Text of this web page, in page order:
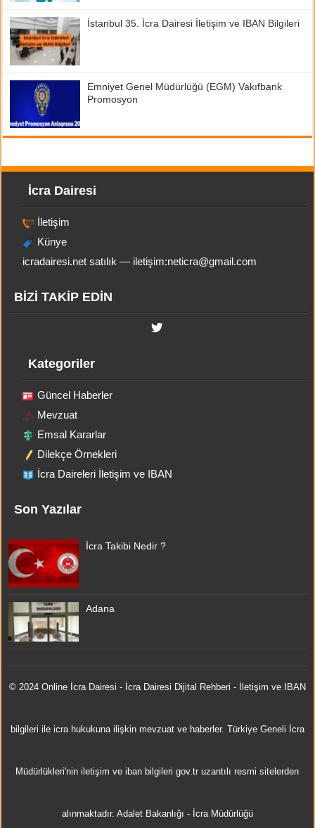
İstanbul 35. İcra Dairesi İletişim ve IBAN Bilgileri
Emniyet Genel Müdürlüğü (EGM) Vakıfbank
Promosyon
İcra Dairesi
İletişim
Künye
icradairesi.net satılık — iletişim:neticra@gmail.com
BİZİ TAKİP EDİN
Kategoriler
Güncel Haberler
Mevzuat
Emsal Kararlar
Dilekçe Örnekleri
İcra Daireleri İletişim ve IBAN
Son Yazılar
İcra Takibi Nedir ?
Adana
© 2024 Online İcra Dairesi - İcra Dairesi Dijital Rehberi - İletişim ve IBAN
bilgileri ile icra hukukuna ilişkin mevzuat ve haberler. Türkiye Geneli İcra
Müdürlükleri'nin iletişim ve iban bilgileri gov.tr uzantılı resmi sitelerden
alınmaktadır. Adalet Bakanlığı - İcra Müdürlüğü